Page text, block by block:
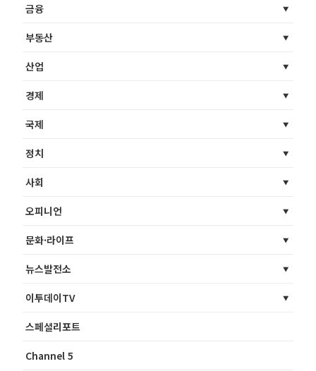
금융
부동산
산업
경제
국제
정치
사회
오피니언
문화·라이프
뉴스발전소
이투데이TV
스페셜리포트
Channel 5